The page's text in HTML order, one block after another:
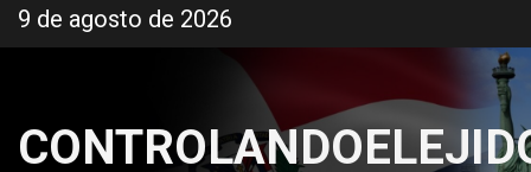
al
9 de agosto de 2026